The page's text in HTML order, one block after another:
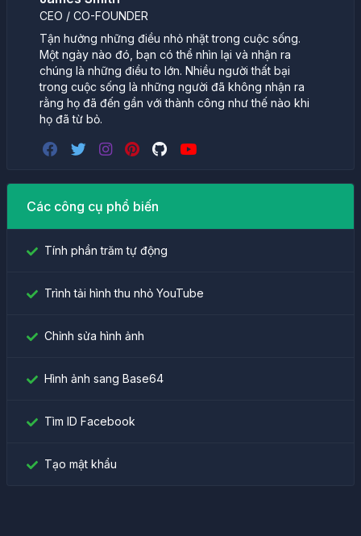
CEO / CO-FOUNDER
Tận hưởng những điều nhỏ nhặt trong cuộc sống.
Một ngày nào đó, bạn có thể nhìn lại và nhận ra
chúng là những điều to lớn. Nhiều người thất bại
trong cuộc sống là những người đã không nhận ra
rằng họ đã đến gần với thành công như thế nào khi
họ đã từ bỏ.
Các công cụ phổ biến
Tính phần trăm tự động
Trình tải hình thu nhỏ YouTube
Chỉnh sửa hình ảnh
Hình ảnh sang Base64
Tìm ID Facebook
Tạo mật khẩu